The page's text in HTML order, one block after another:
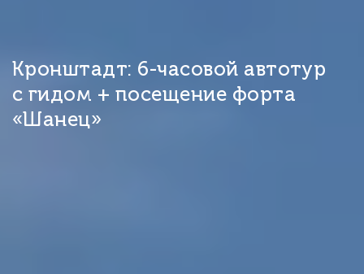
Кронштадт: 6-часовой автотур
с гидом + посещение форта
«Шанец»